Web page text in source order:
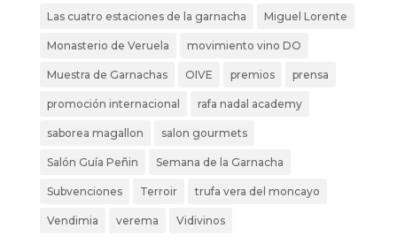
Las cuatro estaciones de la garnacha Miguel Lorente
Monasterio de Veruela movimiento vino DO
Muestra de Garnachas OIVE premios prensa
promoción internacional rafa nadal academy
saborea magallon salon gourmets
Salón Guía Peñin Semana de la Garnacha
Subvenciones Terroir trufa vera del moncayo
Vendimia verema Vidivinos